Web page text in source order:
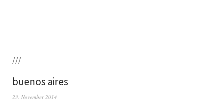
///
buenos aires
23. November 2014